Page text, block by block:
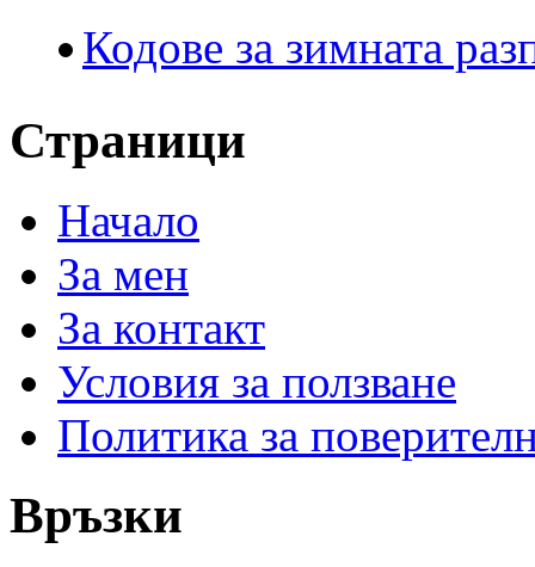
Кодове за зимната
Страници
Начало
За мен
За контакт
Условия за ползване
Политика за
Връзки